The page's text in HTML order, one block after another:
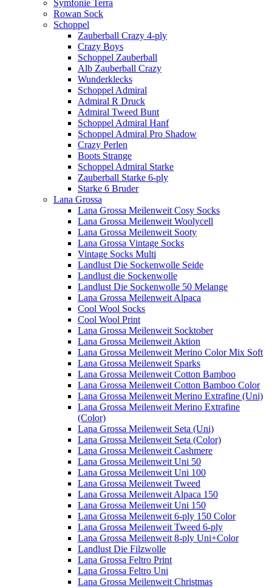
Symfonie Terra
Rowan Sock
Schoppel
Zauberball Crazy 4-ply
Crazy Boys
Schoppel Zauberball
Alb Zauberball Crazy
Wunderklecks
Schoppel Admiral
Admiral R Druck
Admiral Tweed Bunt
Schoppel Admiral Hanf
Schoppel Admiral Pro Shadow
Crazy Perlen
Boots Strange
Schoppel Admiral Starke
Zauberball Starke 6-ply
Starke 6 Bruder
Lana Grossa
Lana Grossa Meilenweit Cosy Socks
Lana Grossa Meilenweit Woolycell
Lana Grossa Meilenweit Sooty
Lana Grossa Vintage Socks
Vintage Socks Multi
Landlust Die Sockenwolle Seide
Landlust die Sockenwolle
Landlust Die Sockenwolle 50 Melange
Lana Grossa Meilenweit Alpaca
Cool Wool Socks
Cool Wool Print
Lana Grossa Meilenweit Socktober
Lana Grossa Meilenweit Aktion
Lana Grossa Meilenweit Merino Color Mix Soft
Lana Grossa Meilenweit Sparks
Lana Grossa Meilenweit Cotton Bamboo
Lana Grossa Meilenweit Cotton Bamboo Color
Lana Grossa Meilenweit Merino Extrafine (Uni)
Lana Grossa Meilenweit Merino Extrafine
(Color)
Lana Grossa Meilenweit Seta (Uni)
Lana Grossa Meilenweit Seta (Color)
Lana Grossa Meilenweit Cashmere
Lana Grossa Meilenweit Uni 50
Lana Grossa Meilenweit Uni 100
Lana Grossa Meilenweit Tweed
Lana Grossa Meilenweit Alpaca 150
Lana Grossa Meilenweit Uni 150
Lana Grossa Meilenweit 6-ply 150 Color
Lana Grossa Meilenweit Tweed 6-ply
Lana Grossa Meilenweit 8-ply Uni+Color
Landlust Die Filzwolle
Lana Grossa Feltro Print
Lana Grossa Feltro Uni
Lana Grossa Meilenweit Christmas